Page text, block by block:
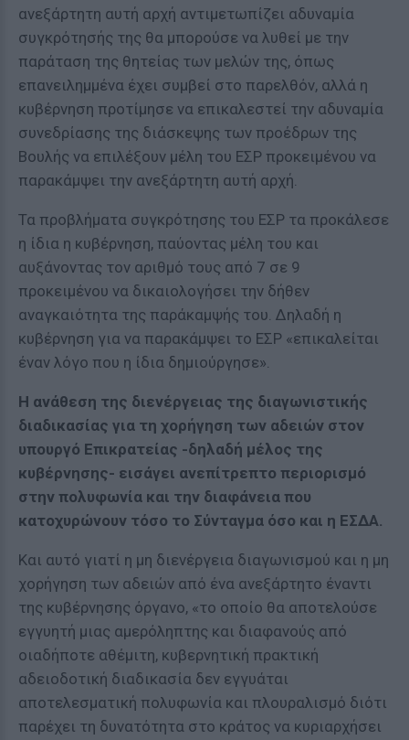
ανεξάρτητη αυτή αρχή αντιμετωπίζει αδυναμία
συγκρότησής της θα μπορούσε να λυθεί με την
παράταση της θητείας των μελών της, όπως
επανειλημμένα έχει συμβεί στο παρελθόν, αλλά η
κυβέρνηση προτίμησε να επικαλεστεί την αδυναμία
συνεδρίασης της διάσκεψης των προέδρων της
Βουλής να επιλέξουν μέλη του ΕΣΡ προκειμένου να
παρακάμψει την ανεξάρτητη αυτή αρχή.
Τα προβλήματα συγκρότησης του ΕΣΡ τα προκάλεσε
η ίδια η κυβέρνηση, παύοντας μέλη του και
αυξάνοντας τον αριθμό τους από 7 σε 9
προκειμένου να δικαιολογήσει την δήθεν
αναγκαιότητα της παράκαμψής του. Δηλαδή η
κυβέρνηση για να παρακάμψει το ΕΣΡ «επικαλείται
έναν λόγο που η ίδια δημιούργησε».
Η ανάθεση της διενέργειας της διαγωνιστικής
διαδικασίας για τη χορήγηση των αδειών στον
υπουργό Επικρατείας -δηλαδή μέλος της
κυβέρνησης- εισάγει ανεπίτρεπτο περιορισμό
στην πολυφωνία και την διαφάνεια που
κατοχυρώνουν τόσο το Σύνταγμα όσο και η ΕΣΔΑ.
Και αυτό γιατί η μη διενέργεια διαγωνισμού και η μη
χορήγηση των αδειών από ένα ανεξάρτητο έναντι
της κυβέρνησης όργανο, «το οποίο θα αποτελούσε
εγγυητή μιας αμερόληπτης και διαφανούς από
οιαδήποτε αθέμιτη, κυβερνητική πρακτική
αδειοδοτική διαδικασία δεν εγγυάται
αποτελεσματική πολυφωνία και πλουραλισμό διότι
παρέχει τη δυνατότητα στο κράτος να κυριαρχήσει